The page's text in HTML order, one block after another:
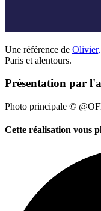
Une référence de Olivier,
Paris et alentours.
Présentation par
Photo principale ©
Cette réalisation vous